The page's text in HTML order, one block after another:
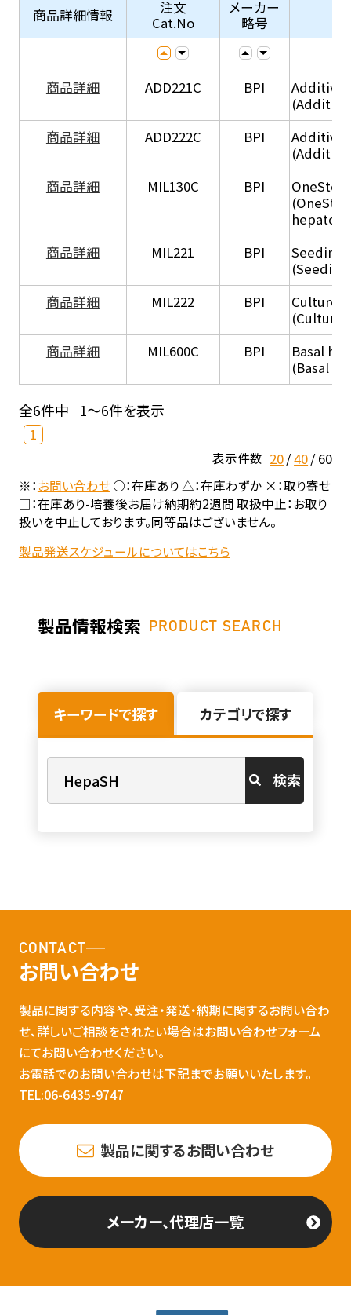
商品詳細情報
注文
Cat.No
メーカー
略号
商品詳細 ADD221C BPI
商品詳細
ADD222C BPI
商品詳細
MIL130C BPI
商品詳細
MIL221 BPI
Seeding
商品詳細
MIL222 BPI
Culture
(Culture
商品詳細
MIL600C BPI
Basal
(Basal
全6件中 1～6件を表示
1
表示件数 20 40 60
※：お問い合わせ○：在庫あり △：在庫わずか ×：取り寄せ
□：在庫あり-培養後お届け納期約2週間 取扱中止：お取り
扱いを中止しております。同等品はございません。
製品発送スケジュールについてはこちら
製品情報検索 PRODUCT SEARCH
キーワードで探す カテゴリで探す
検索
CONTACT
お問い合わせ
製品に関する内容や、受注・発送・納期に関するお問い合わ
せ、詳しいご相談をされたい場合はお問い合わせフォーム
にてお問い合わせください。
お電話でのお問い合わせは下記までお願いいたします。
TEL:06-6435-9747
製品に関するお問い合わせ
メーカー、代理店一覧